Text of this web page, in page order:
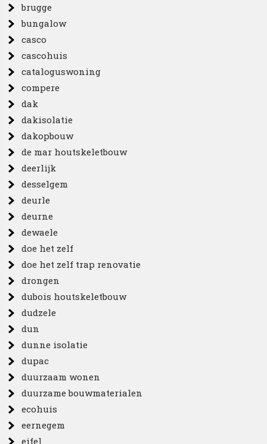
brugge
bungalow
casco
cascohuis
cataloguswoning
compere
dak
dakisolatie
dakopbouw
de mar houtskeletbouw
deerlijk
desselgem
deurle
deurne
dewaele
doe het zelf
doe het zelf trap renovatie
drongen
dubois houtskeletbouw
dudzele
dun
dunne isolatie
dupac
duurzaam wonen
duurzame bouwmaterialen
ecohuis
eernegem
eifel